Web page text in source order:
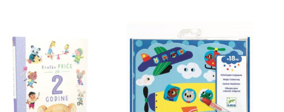
Dodajte
na listu
Dodajte
na listu
želja